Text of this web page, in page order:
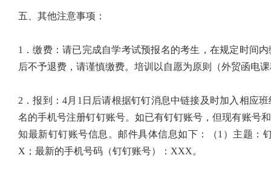
五、其他注意事项：
1．缴费：请已完成自学考试预报名的考生，在规定时间
后不予退费，请谨慎缴费。培训以自愿为原则（外贸函电
2．报到：4月1日后请根据钉钉消息中链接及时加入相应
名的手机号注册钉钉账号。如已有钉钉账号，但现有账号
知最新钉钉账号信息。邮件具体信息如下：（1）主题
X；最新的手机号码（钉钉账号）：XXX。